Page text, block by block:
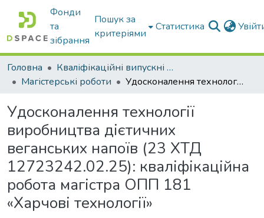
Фонди
та
зібрання
Пошук за
критеріями
Статистика
Головна
Кваліфікаційні випускні роботи бакалаврів і магістрів
Магістерські роботи
Удосконалення технології виробництва дієтичних веганських напоїв (23 ХТД 12723242.02.25): кваліфікаційна робота магістра ОПП 181 «Харчові технології»
Удосконалення технології
виробництва дієтичних
веганських напоїв (23 ХТД
12723242.02.25): кваліфікаційна
робота магістра ОПП 181
«Харчові технології»